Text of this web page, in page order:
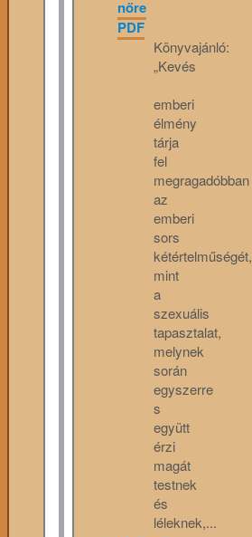
nőre
PDF
Könyvajánló:
„Kevés
emberi
élmény
tárja
fel
megragadóbban
az
emberi
sors
kétértelműségét,
mint
a
szexuális
tapasztalat,
melynek
során
egyszerre
s
együtt
érzi
magát
testnek
és
léleknek,...